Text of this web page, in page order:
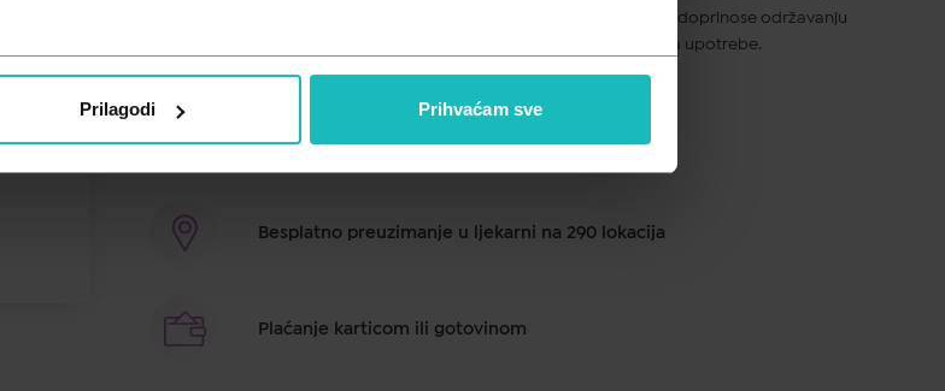
Prilagodi Prihvaćam sve
cink koji doprinose održavanju normalne kose. Sadrži cink i selen koji doprinose održavanju
normalnih noktiju. 60 gumenih bombona dostatno je za mjesec dana upotrebe.
Besplatno preuzimanje u ljekarni na 290 lokacija
Plaćanje karticom ili gotovinom